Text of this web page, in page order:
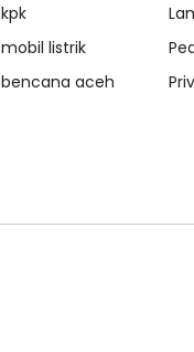
kpk
mobil listrik
bencana aceh